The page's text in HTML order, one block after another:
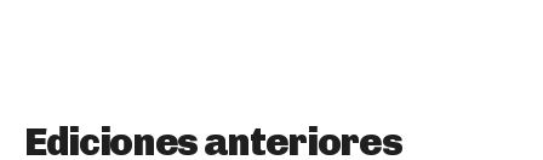
Ediciones anteriores